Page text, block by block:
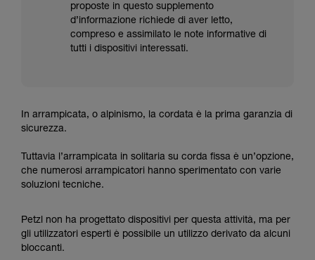
proposte in questo supplemento
d’informazione richiede di aver letto,
compreso e assimilato le note informative di
tutti i dispositivi interessati.
In arrampicata, o alpinismo, la cordata è la prima garanzia di
sicurezza.
Tuttavia l’arrampicata in solitaria su corda fissa è un’opzione,
che numerosi arrampicatori hanno sperimentato con varie
soluzioni tecniche.
Petzl non ha progettato dispositivi per questa attività, ma per
gli utilizzatori esperti è possibile un utilizzo derivato da alcuni
bloccanti.